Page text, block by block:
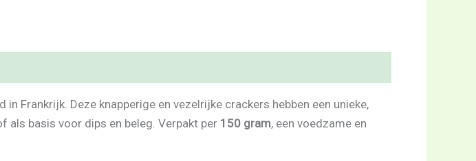
in Frankrijk. Deze knapperige en vezelrijke crackers hebben een unieke,
als basis voor dips en beleg. Verpakt per 150 gram, een voedzame en